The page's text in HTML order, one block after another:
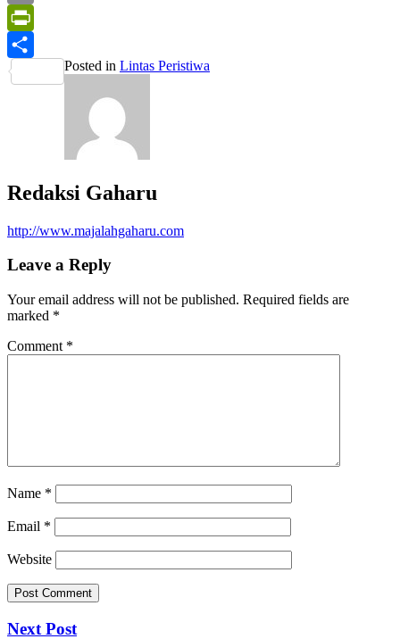
Print
PrintFriendly
Share
Posted in Lintas Peristiwa
Redaksi Gaharu
http://www.majalahgaharu.com
Leave a Reply
Your email address will not be published. Required fields are
marked *
Comment *
Name *
Email *
Website
Next Post